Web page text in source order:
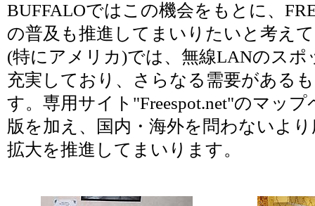
BUFFALOではこの機会をもとに、
の普及も推進してまいりたいと考え
(特にアメリカ)では、無線LANのスポ
充実しており、さらなる需要がある
す。専用サイト"Freespot.net"のマッ
版を加え、国内・海外を問わないよ
拡大を推進してまいります。